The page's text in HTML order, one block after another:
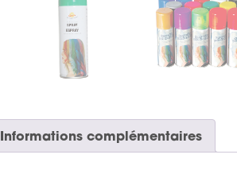
Informations complémentaires